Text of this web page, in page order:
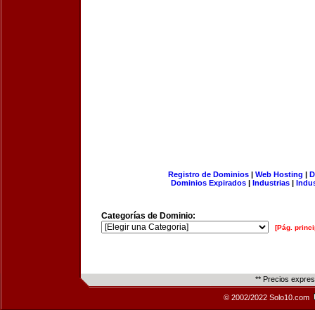
Registro de Dominios| Web Hosting |
Dominios Expirados | Industrias |
Categorías de Dominio:
[Pág.
** Precios
© 2002/2022 Solo10.com